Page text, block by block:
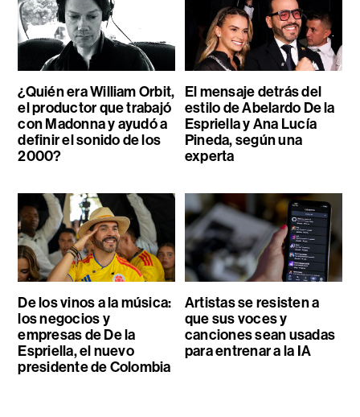
¿Quién era William Orbit,
el productor que trabajó
con Madonna y ayudó a
definir el sonido de los
2000?
El mensaje detrás del
estilo de Abelardo De la
Espriella y Ana Lucía
Pineda, según una
experta
De los vinos a la música:
los negocios y
empresas de De la
Espriella, el nuevo
presidente de Colombia
Artistas se resisten a
que sus voces y
canciones sean usadas
para entrenar a la IA